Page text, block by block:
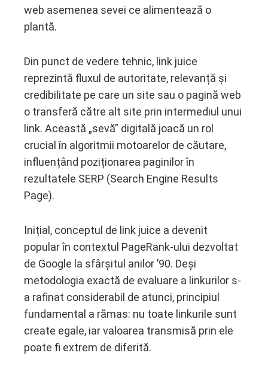
web asemenea sevei ce alimentează o
plantă.
Din punct de vedere tehnic, link juice
reprezintă fluxul de autoritate, relevanță și
credibilitate pe care un site sau o pagină web
o transferă către alt site prin intermediul unui
link. Această „sevă” digitală joacă un rol
crucial în algoritmii motoarelor de căutare,
influențând poziționarea paginilor în
rezultatele SERP (Search Engine Results
Page).
Inițial, conceptul de link juice a devenit
popular în contextul PageRank-ului dezvoltat
de Google la sfârșitul anilor ’90. Deși
metodologia exactă de evaluare a linkurilor s-
a rafinat considerabil de atunci, principiul
fundamental a rămas: nu toate linkurile sunt
create egale, iar valoarea transmisă prin ele
poate fi extrem de diferită.